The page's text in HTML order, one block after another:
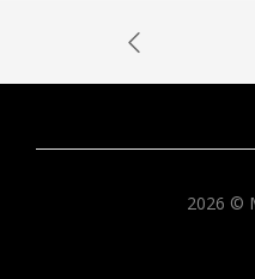
2026 ©